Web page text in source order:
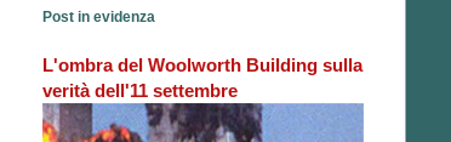
Post in evidenza
L'ombra del Woolworth Building sulla
verità dell'11 settembre